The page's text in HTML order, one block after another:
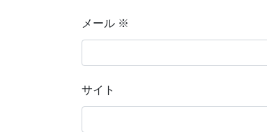
メール ※
サイト